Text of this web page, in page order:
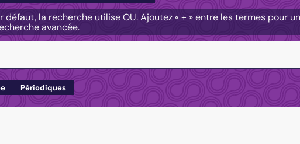
défaut, la recherche utilise OU. Ajoutez « + » entre les termes pour
avancée.
Périodiques